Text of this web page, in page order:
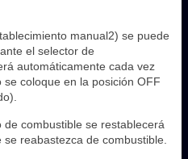
manual2) se puede
el selector de
automáticamente cada vez
coloque en la posición OFF
combustible se restablecerá
reabastezca de combustible.